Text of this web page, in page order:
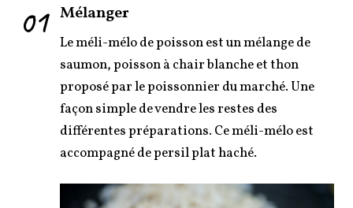
01 Mélanger
Le méli-mélo de poisson est un mélange de
saumon, poisson à chair blanche et thon
proposé par le poissonnier du marché. Une
façon simple de vendre les restes des
différentes préparations. Ce méli-mélo est
accompagné de persil plat haché.